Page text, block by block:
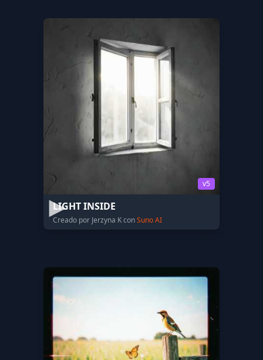
v5
LIGHT INSIDE
Creado por Jerzyna K conSuno AI